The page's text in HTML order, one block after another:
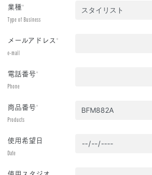
業種*
Type of Business
メールアドレス*
e-mail
電話番号*
Phone
商品番号*
Products
使用希望日
Date